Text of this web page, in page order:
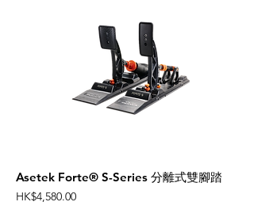
Asetek Forte® S-Series 分離式雙腳踏
Price
HK$4,580.00